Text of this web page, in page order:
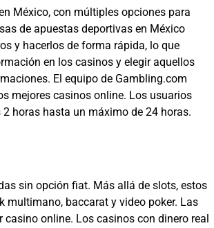
México, con múltiples opciones para
de apuestas deportivas en México
y hacerlos de forma rápida, lo que
en los casinos y elegir aquellos
El equipo de Gambling.com
mejores casinos online. Los usuarios
horas hasta un máximo de 24 horas.
sin opción fiat. Más allá de slots, estos
multimano, baccarat y video poker. Las
online. Los casinos con dinero real